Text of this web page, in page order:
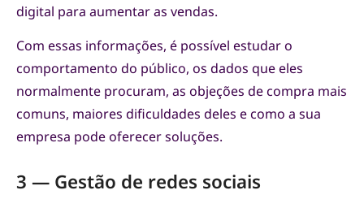
digital para aumentar as vendas.
Com essas informações, é possível estudar o
comportamento do público, os dados que eles
normalmente procuram, as objeções de compra mais
comuns, maiores dificuldades deles e como a sua
empresa pode oferecer soluções.
3 — Gestão de redes sociais